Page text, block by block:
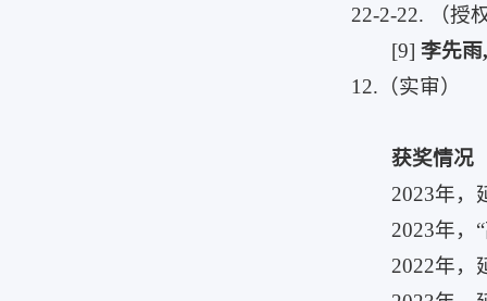
22-2-22. （授
[9] 李先雨
12.（实审）
获奖情况
2023年，
2023年，
2022年，